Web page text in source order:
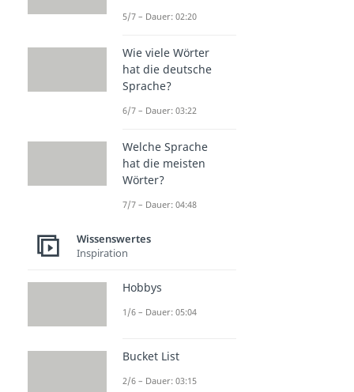
5/7 – Dauer: 02:20
Wie viele Wörter
hat die deutsche
Sprache?
6/7 – Dauer: 03:22
Welche Sprache
hat die meisten
Wörter?
7/7 – Dauer: 04:48
Wissenswertes
Inspiration
Hobbys
1/6 – Dauer: 05:04
Bucket List
2/6 – Dauer: 03:15